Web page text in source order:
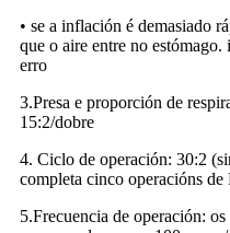
• se a inflación é demasiado
que o aire entre no
erro
3.Presa e proporción de
15:2/dobre
4. Ciclo de operación: 30:2
completa cinco operacións de
5.Frecuencia de operación: